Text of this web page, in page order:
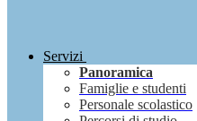
Servizi
Panoramica
Famiglie e studenti
Personale scolastico